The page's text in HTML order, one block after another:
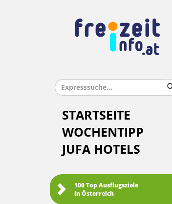
STARTSEITE
WOCHENTIPP
JUFA HOTELS
100 Top Ausflugsziele
in Österreich